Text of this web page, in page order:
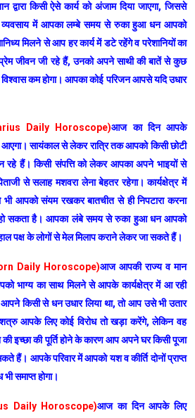
किसी ऐसे कार्य को अंजाम दिया जाएगा, जिससे
व्यवसाय में आपका लम्बे समय से रुका हुआ धन आपको
मिलने से आप हर कार्य में डटे रहेंगे व परेशानियों का
जीवन जी रहे हैं, उनको अपने साथी की बातें से कुछ
विश्वास कम होगा। आपका कोई परिजन आपसे यदि उधार
Daily Horoscope)आज का दिन आपके
आएगा। सायंकाल से लेकर रात्रि तक आपको किसी छोटी
रहे हैं। किसी संपत्ति को लेकर आपका अपने भाइयों से
से सलाह मशवरा लेना बेहतर रहेगा। कार्यक्षेत्र में
आपको संयम रखकर बातचीत से ही निपटारा करना
हो सकता है। आपका लंबे समय से रुका हुआ धन आपको
पक्ष के लोगों से मेल मिलाप कराने लेकर जा सकते हैं।
Daily Horoscope)आज आपकी राज्य व मान
भाग्य का साथ मिलने से आपके कार्यक्षेत्र में आ रही
किसी से धन उधार लिया था, तो आप उसे भी उतार
आपके लिए कोई विरोध तो खड़ा करेंगे, लेकिन वह
इच्छा की पूर्ति होने के कारण आप अपने घर किसी पूजा
हैं। आपके परिवार में आपको यश व कीर्ति दोनों प्राप्त
समाप्त होगा।
Daily Horoscope)आज का दिन आपके लिए